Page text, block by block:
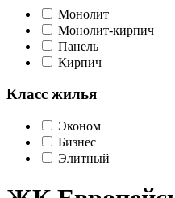
Монолит
Монолит-кирпич
Панель
Кирпич
Класс жилья
Эконом
Бизнес
Элитный